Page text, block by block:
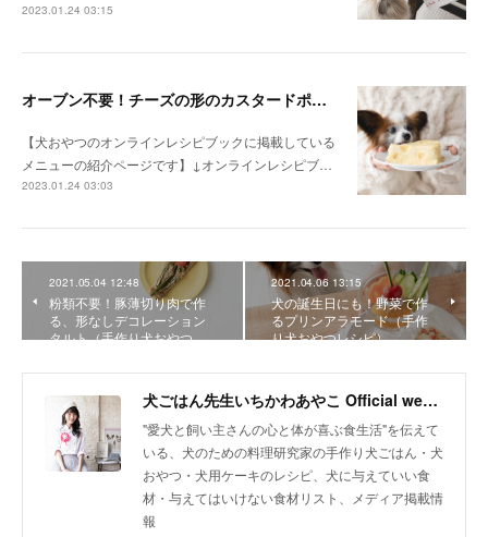
2023.01.24 03:15
オーブン不要！チーズの形のカスタードポテトケーキ（手作り犬おやつレシピ）
【犬おやつのオンラインレシピブックに掲載している
メニューの紹介ページです】↓オンラインレシピブ…
2023.01.24 03:03
2021.05.04 12:48
粉類不要！豚薄切り肉で作
る、形なしデコレーション
タルト（手作り犬おやつ…
2021.04.06 13:15
犬の誕生日にも！野菜で作
るプリンアラモード（手作
り犬おやつレシピ）
犬ごはん先生いちかわあやこ Official web site
"愛犬と飼い主さんの心と体が喜ぶ食生活"を伝えて
いる、犬のための料理研究家の手作り犬ごはん・犬
おやつ・犬用ケーキのレシピ、犬に与えていい食
材・与えてはいけない食材リスト、メディア掲載情
報